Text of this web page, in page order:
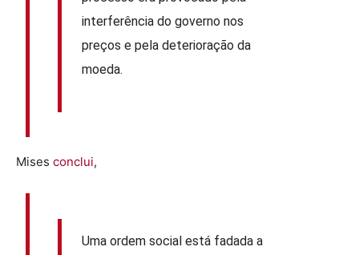
interferência do governo nos
preços e pela deterioração da
moeda.
Mises conclui,
Uma ordem social está fadada a